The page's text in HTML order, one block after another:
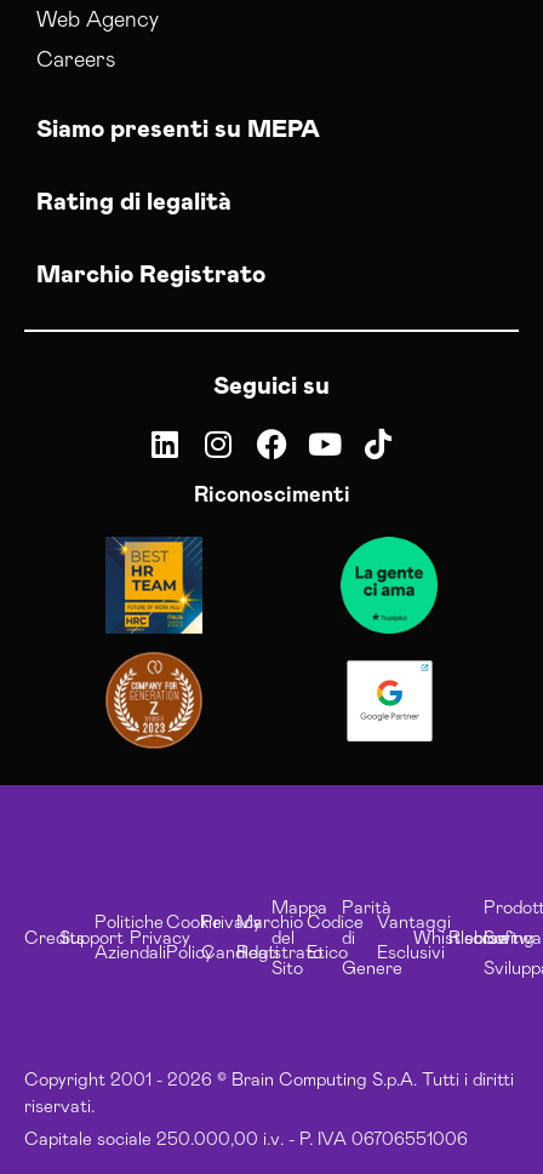
Web Agency
Careers
Siamo presenti su MEPA
Rating di legalità
Marchio Registrato
Seguici su
Riconoscimenti
Copyright 2001 - 2026 © Brain Computing S.p.A. Tutti i diritti
riservati.
Capitale sociale 250.000,00 i.v. - P. IVA 06706551006
CreditsSupport
Politiche
Aziendali
Privacy
Cookie
Policy
Privacy
Candidati
Marchio
Registrato
Mappa
del
Sito
Codice
Etico
Parità
di
Genere
Vantaggi
Esclusivi
Whistleblowing
Risorse